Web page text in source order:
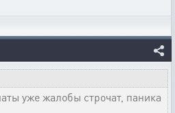
уже жалобы строчат, паника